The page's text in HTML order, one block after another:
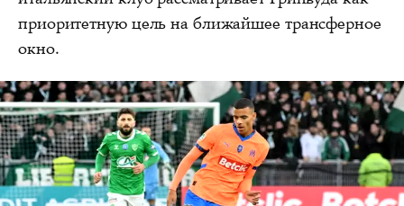
приоритетную цель на ближайшее трансферное
окно.